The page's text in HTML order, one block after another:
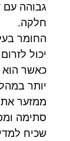
גבוהה עם
חלקה.
החומר
יכול
כאשר
יותר
ממזער
סתימה
שכיח